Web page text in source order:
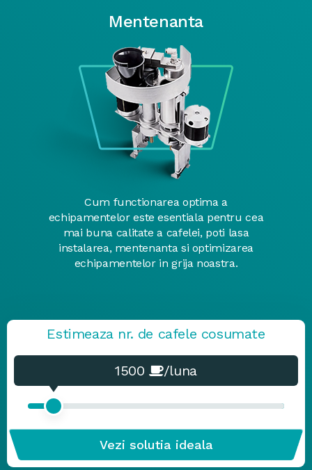
Mentenanta
Cum functionarea optima a
echipamentelor este esentiala pentru cea
mai buna calitate a cafelei, poti lasa
instalarea, mentenanta si optimizarea
echipamentelor in grija noastra.
Estimeaza nr. de cafele cosumate
1500 /luna
Vezi solutia ideala